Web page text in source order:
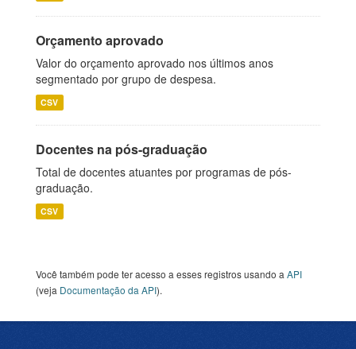
Orçamento aprovado
Valor do orçamento aprovado nos últimos anos
segmentado por grupo de despesa.
CSV
Docentes na pós-graduação
Total de docentes atuantes por programas de pós-
graduação.
CSV
Você também pode ter acesso a esses registros usando a API
(veja Documentação da API).